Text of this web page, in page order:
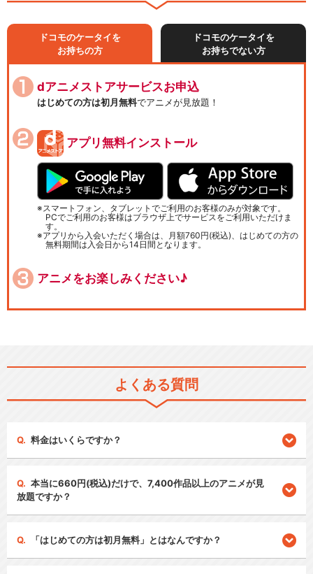
ドコモのケータイを
お持ちの方
ドコモのケータイを
お持ちでない方
dアニメストアサービスお申込
はじめての方は初月無料でアニメが見放題！
アプリ無料インストール
スマートフォン、タブレットでご利用のお客様のみが対象です。
PCでご利用のお客様はブラウザ上でサービスをご利用いただけま
す。
アプリから入会いただく場合は、月額760円(税込)、はじめての方の
無料期間は入会日から14日間となります。
アニメをお楽しみください♪
よくある質問
料金はいくらですか？
本当に660円(税込)だけで、7,400作品以上のアニメが見
放題ですか？
「はじめての方は初月無料」とはなんですか？